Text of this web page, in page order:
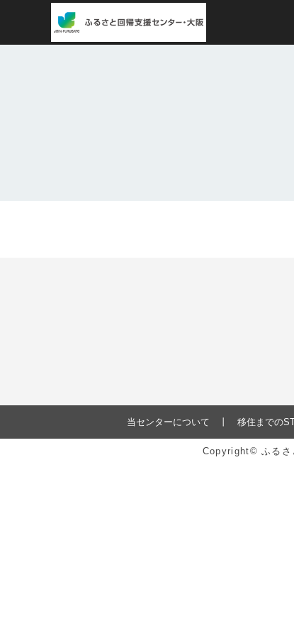
当センターについて 移住までの
Copyright© ふるさ